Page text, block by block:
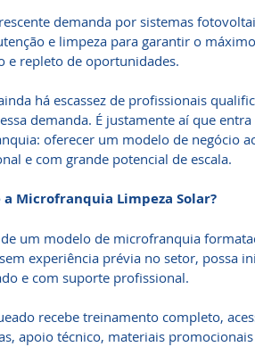
demanda por sistemas
e limpeza para garantir o
e repleto de oportunidades.
há escassez de profissionais
demanda. É justamente aí que
oferecer um modelo de negócio
e com grande potencial de escala.
a Microfranquia Limpeza Solar?
de um modelo de microfranquia
experiência prévia no setor, possa
e com suporte profissional.
recebe treinamento completo,
apoio técnico, materiais